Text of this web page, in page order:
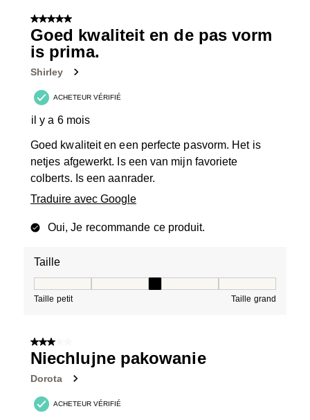
5 sur 5 étoiles.
Goed kwaliteit en de pas vorm
is prima.
Shirley
ACHETEUR VÉRIFIÉ
il y a 6 mois
Goed kwaliteit en een perfecte pasvorm. Het is
netjes afgewerkt. Is een van mijn favoriete
colberts. Is een aanrader.
Traduire avec Google
Oui, Je recommande ce produit.
Taille
Taille petit Taille grand
3 sur 5 étoiles.
Niechlujne pakowanie
Dorota
ACHETEUR VÉRIFIÉ